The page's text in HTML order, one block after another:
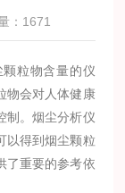
：1671
粒物含量的仪
物会对人体健康
制。烟尘分析仪
以得到烟尘颗粒
了重要的参考依